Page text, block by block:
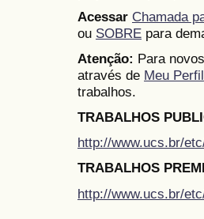
Acessar Chamada
ou SOBRE para
Atenção: Para
através de Meu Perfil
trabalhos.
TRABALHOS
http://www.ucs.br/
TRABALHOS
http://www.ucs.br/